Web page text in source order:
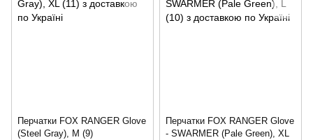
Перчатки FOX RANGER Glove
(Steel Gray), M (9)
Перчатки FOX RANGER Glove
- SWARMER (Pale Green), XL